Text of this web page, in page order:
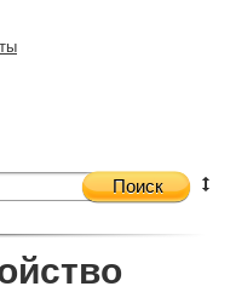
Поиск